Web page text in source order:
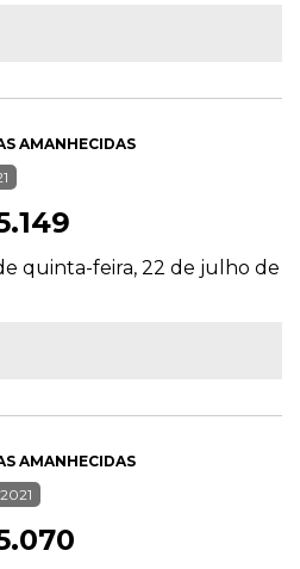
AMANHECIDAS
quinta-feira, 22 de julho de
AMANHECIDAS